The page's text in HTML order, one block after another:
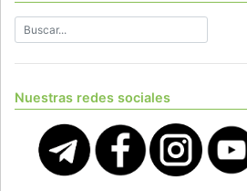
Nuestras redes sociales